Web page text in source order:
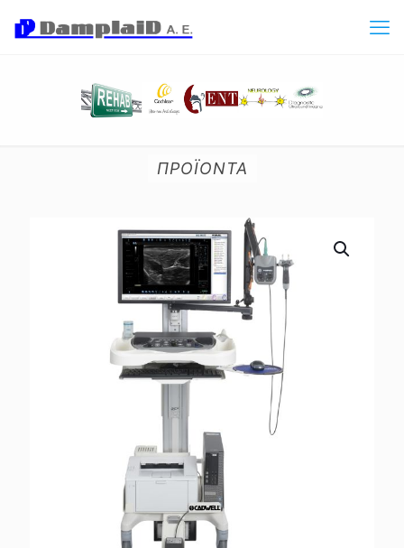
ΠΡΟΪΟΝΤΑ